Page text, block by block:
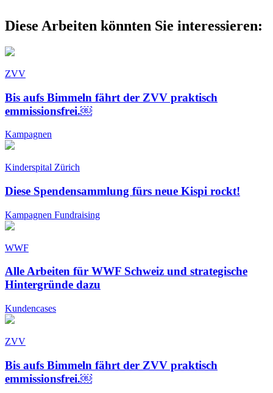
Diese Arbeiten könnten Sie interessieren:
ZVV
Bis aufs Bimmeln fährt der ZVV praktisch
emmissionsfrei.￼
Kampagnen
Kinderspital Zürich
Diese Spendensammlung fürs neue Kispi rockt!
Kampagnen Fundraising
WWF
Alle Arbeiten für WWF Schweiz und strategische
Hintergründe dazu
Kundencases
ZVV
Bis aufs Bimmeln fährt der ZVV praktisch
emmissionsfrei.￼